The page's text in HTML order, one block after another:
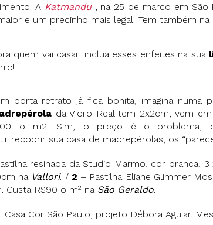
A Katmandu , na 25 de marco em São
e um precinho mais legal. Tem também na
quem vai casar: inclua esses enfeites na sua
porta-retrato já fica bonita, imagina numa
da Vidro Real tem 2x2cm, vem
o m2. Sim, o preço é o problema,
recobrir sua casa de madrepérolas, os
resinada da Studio Marmo, cor branca, 3
na Vallori. / 2 – Pastilha Eliane Glimmer
Custa R$90 o m² na São Geraldo.
Casa Cor São Paulo, projeto Débora Aguiar.